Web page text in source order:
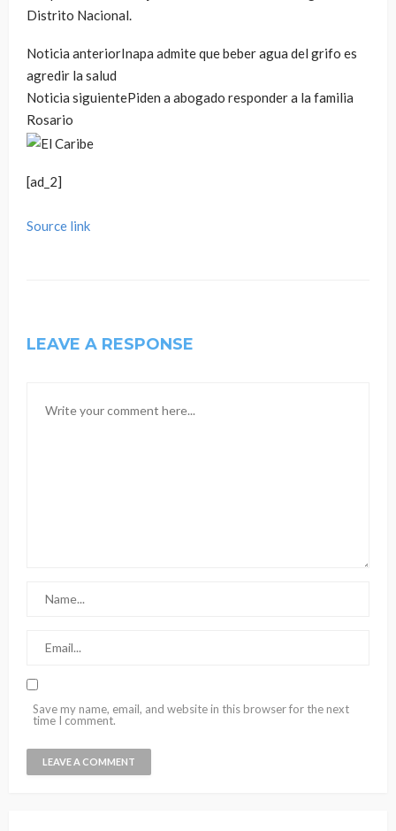
Distrito Nacional.
Noticia anteriorInapa admite que beber agua del grifo es
agredir la salud
Noticia siguientePiden a abogado responder a la familia
Rosario
[ad_2]
Source link
LEAVE A RESPONSE
Save my name, email, and website in this browser for the next
time I comment.